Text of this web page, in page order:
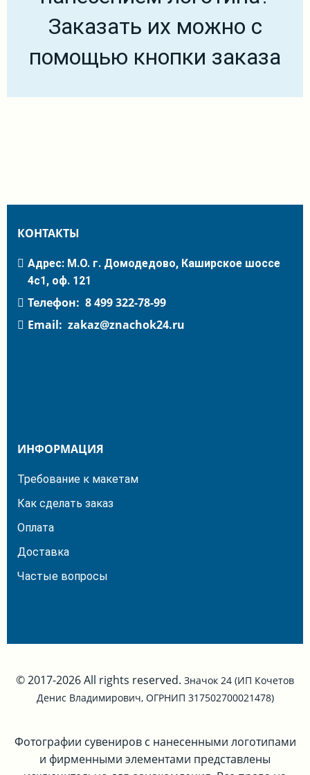
Заказать их можно с
помощью кнопки заказа
КОНТАКТЫ
Адрес: М.О. г. Домодедово, Каширское шоссе
4с1, оф. 121
Телефон: 8 499 322-78-99
Email: zakaz@znachok24.ru
ИНФОРМАЦИЯ
Требование к макетам
Как сделать заказ
Оплата
Доставка
Частые вопросы
© 2017-2026 All rights reserved. Значок 24 (ИП Кочетов
Денис Владимирович, ОГРНИП 317502700021478)
Фотографии сувениров с нанесенными логотипами
и фирменными элементами представлены